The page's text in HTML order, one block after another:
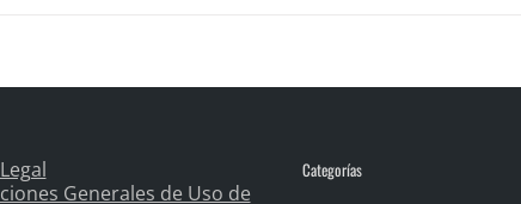
Generales de Uso de
Categorías